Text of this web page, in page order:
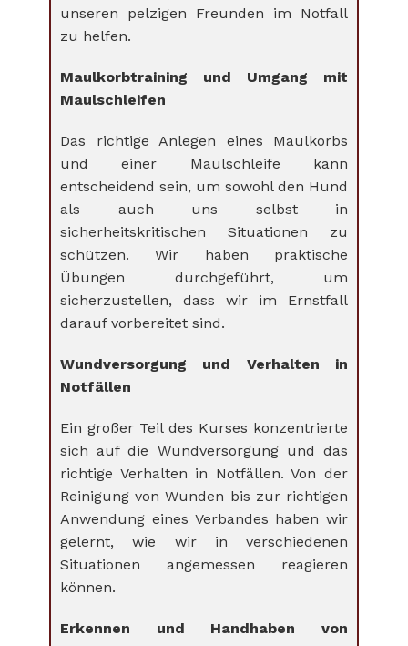
unseren pelzigen Freunden im Notfall
zu helfen.
Maulkorbtraining und Umgang mit
Maulschleifen
Das richtige Anlegen eines Maulkorbs
und einer Maulschleife kann
entscheidend sein, um sowohl den Hund
als auch uns selbst in
sicherheitskritischen Situationen zu
schützen. Wir haben praktische
Übungen durchgeführt, um
sicherzustellen, dass wir im Ernstfall
darauf vorbereitet sind.
Wundversorgung und Verhalten in
Notfällen
Ein großer Teil des Kurses konzentrierte
sich auf die Wundversorgung und das
richtige Verhalten in Notfällen. Von der
Reinigung von Wunden bis zur richtigen
Anwendung eines Verbandes haben wir
gelernt, wie wir in verschiedenen
Situationen angemessen reagieren
können.
Erkennen und Handhaben von